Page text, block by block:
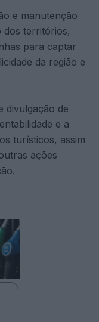
e manutenção
dos territórios,
para captar
da região e
divulgação de
e a
turísticos, assim
ações